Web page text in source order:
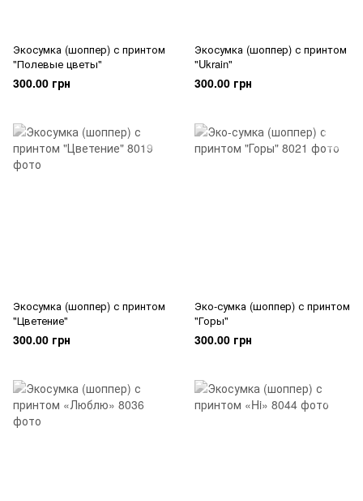
Экосумка (шоппер) с принтом
"Полевые цветы"
300.00 грн
Экосумка (шоппер) с принтом
"Ukrain"
300.00 грн
Экосумка (шоппер) с принтом
"Цветение"
300.00 грн
Эко-сумка (шоппер) с принтом
"Горы"
300.00 грн